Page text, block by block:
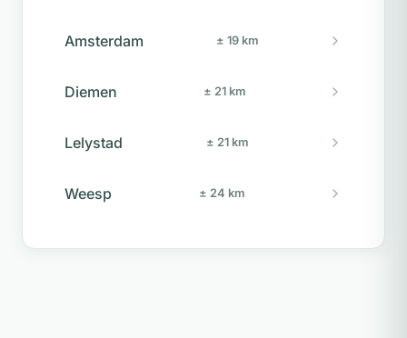
Amsterdam ± 19 km
Diemen ± 21 km
Lelystad ± 21 km
Weesp ± 24 km